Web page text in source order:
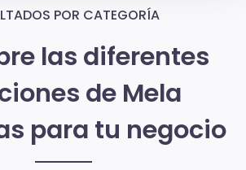
POR CATEGORÍA
las diferentes
de Mela
para tu negocio